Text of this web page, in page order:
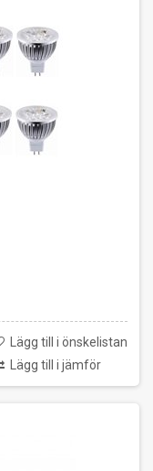
Lägg till i önskelistan
Lägg till i jämför